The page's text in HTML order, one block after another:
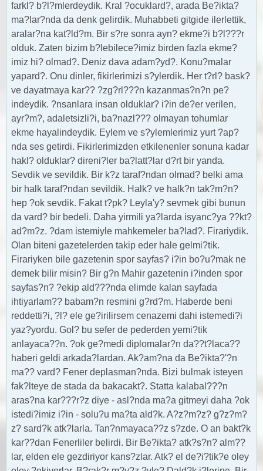
farkl? b?l?mlerdeydik. Kral ?ocuklard?, arada Be?ikta?
ma?lar?nda da denk gelirdik. Muhabbeti gitgide ilerlettik,
aralar?na kat?ld?m. Bir s?re sonra ayn? ekme?i b?l???r
olduk. Zaten bizim b?lebilece?imiz birden fazla ekme?
imiz hi? olmad?. Deniz dava adam?yd?. Konu?malar
yapard?. Onu dinler, fikirlerimizi s?ylerdik. Her t?rl? bask?
ve dayatmaya kar?? ?zg?rl???n kazanmas?n?n pe?
indeydik. ?nsanlara insan olduklar? i?in de?er verilen,
ayr?m?, adaletsizli?i, ba?nazl??? olmayan tohumlar
ekme hayalindeydik. Eylem ve s?ylemlerimiz yurt ?ap?
nda ses getirdi. Fikirlerimizden etkilenenler sonuna kadar
hakl? olduklar? direni?ler ba?latt?lar d?rt bir yanda.
Sevdik ve sevildik. Bir k?z taraf?ndan olmad? belki ama
bir halk taraf?ndan sevildik. Halk? ve halk?n tak?m?n?
hep ?ok sevdik. Fakat t?pk? Leyla'y? sevmek gibi bunun
da vard? bir bedeli. Daha yirmili ya?larda isyanc?ya ??kt?
ad?m?z. ?dam istemiyle mahkemeler ba?lad?. Firariydik.
Olan biteni gazetelerden takip eder hale gelmi?tik.
Firariyken bile gazetenin spor sayfas? i?in bo?u?mak ne
demek bilir misin? Bir g?n Mahir gazetenin i?inden spor
sayfas?n? ?ekip ald???nda elimde kalan sayfada
ihtiyarlam?? babam?n resmini g?rd?m. Haberde beni
reddetti?i, ?l? ele ge?irilirsem cenazemi dahi istemedi?i
yaz?yordu. Gol? bu sefer de pederden yemi?tik
anlayaca??n. ?ok ge?medi diplomalar?n da??t?laca??
haberi geldi arkada?lardan. Ak?am?na da Be?ikta?'?n
ma?? vard? Fener deplasman?nda. Bizi bulmak isteyen
fak?lteye de stada da bakacakt?. Statta kalabal???n
aras?na kar???r?z diye - asl?nda ma?a gitmeyi daha ?ok
istedi?imiz i?in - solu?u ma?ta ald?k. A?z?m?z? g?z?m?
z? sard?k atk?larla. Tan?nmayaca??z s?zde. O an bakt?k
kar??dan Fenerliler belirdi. Bir Be?ikta? atk?s?n? alm??
lar, elden ele gezdiriyor kans?zlar. Atk? el de?i?tik?e oley